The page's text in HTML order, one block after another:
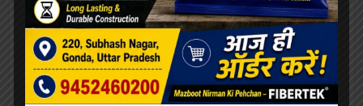
विश्वनाथ मंदिर पर दलालों का कब्ज़ा, VIP दर्शन के नाम
पर महिला से वसूले 4000, वीडियो वायरल
एलबीएस के सभी संकायों में हुआ ” दीक्षारम्भ” का भव्य
कार्यक्रम